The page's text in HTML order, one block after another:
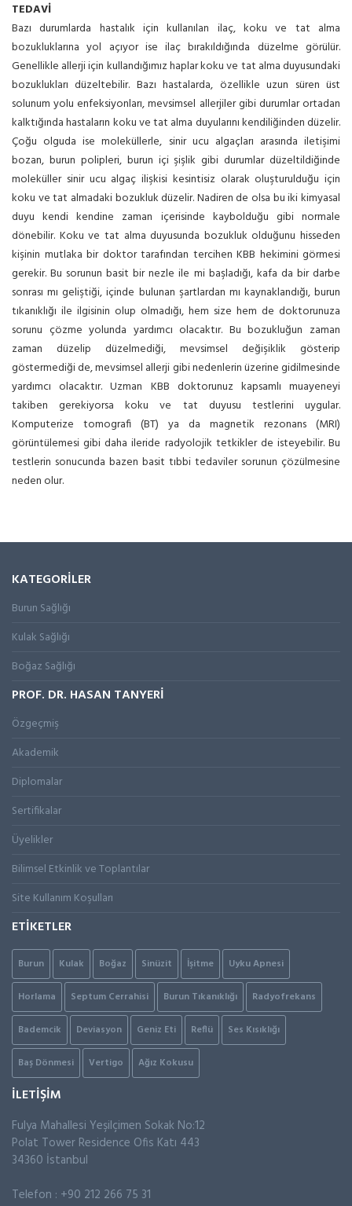
TEDAVİ
Bazı durumlarda hastalık için kullanılan ilaç, koku ve tat alma
bozukluklarına yol açıyor ise ilaç bırakıldığında düzelme görülür.
Genellikle allerji için kullandığımız haplar koku ve tat alma duyusundaki
bozuklukları düzeltebilir. Bazı hastalarda, özellikle uzun süren üst
solunum yolu enfeksiyonları, mevsimsel allerjiler gibi durumlar ortadan
kalktığında hastaların koku ve tat alma duyularını kendiliğinden düzelir.
Çoğu olguda ise moleküllerle, sinir ucu algaçları arasında iletişimi
bozan, burun polipleri, burun içi şişlik gibi durumlar düzeltildiğinde
moleküller sinir ucu algaç ilişkisi kesintisiz olarak oluşturulduğu için
koku ve tat almadaki bozukluk düzelir. Nadiren de olsa bu iki kimyasal
duyu kendi kendine zaman içerisinde kaybolduğu gibi normale
dönebilir. Koku ve tat alma duyusunda bozukluk olduğunu hisseden
kişinin mutlaka bir doktor tarafından tercihen KBB hekimini görmesi
gerekir. Bu sorunun basit bir nezle ile mi başladığı, kafa da bir darbe
sonrası mı geliştiği, içinde bulunan şartlardan mı kaynaklandığı, burun
tıkanıklığı ile ilgisinin olup olmadığı, hem size hem de doktorunuza
sorunu çözme yolunda yardımcı olacaktır. Bu bozukluğun zaman
zaman düzelip düzelmediği, mevsimsel değişiklik gösterip
göstermediği de, mevsimsel allerji gibi nedenlerin üzerine gidilmesinde
yardımcı olacaktır. Uzman KBB doktorunuz kapsamlı muayeneyi
takiben gerekiyorsa koku ve tat duyusu testlerini uygular.
Komputerize tomografi (BT) ya da magnetik rezonans (MRI)
görüntülemesi gibi daha ileride radyolojik tetkikler de isteyebilir. Bu
testlerin sonucunda bazen basit tıbbi tedaviler sorunun çözülmesine
neden olur.
KATEGORİLER
Burun Sağlığı
Kulak Sağlığı
Boğaz Sağlığı
PROF. DR. HASAN TANYERİ
Özgeçmiş
Akademik
Diplomalar
Sertifikalar
Üyelikler
Bilimsel Etkinlik ve Toplantılar
Site Kullanım Koşulları
ETİKETLER
Burun Kulak Boğaz Sinüzit İşitme Uyku Apnesi
Horlama Septum Cerrahisi Burun Tıkanıklığı Radyofrekans
Bademcik Deviasyon Geniz Eti Reflü Ses Kısıklığı
Baş Dönmesi Vertigo Ağız Kokusu
İLETİŞİM
Fulya Mahallesi Yeşilçimen Sokak No:12
Polat Tower Residence Ofis Katı 443
34360 İstanbul
Telefon : +90 212 266 75 31